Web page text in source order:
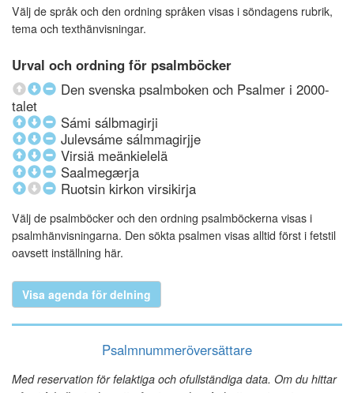
Välj de språk och den ordning språken visas i söndagens rubrik,
tema och texthänvisningar.
Urval och ordning för psalmböcker
Den svenska psalmboken och Psalmer i 2000-
talet
Sámi sálbmagirji
Julevsáme sálmmagirjje
Virsiä meänkielelä
Saalmegærja
Ruotsin kirkon virsikirja
Välj de psalmböcker och den ordning psalmböckerna visas i
psalmhänvisningarna. Den sökta psalmen visas alltid först i fetstil
oavsett inställning här.
Visa agenda för delning
Psalmnummeröversättare
Med reservation för felaktiga och ofullständiga data. Om du hittar